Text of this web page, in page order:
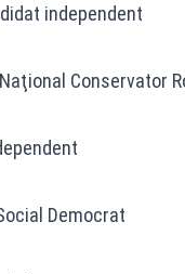
independent
Conservator
Democrat